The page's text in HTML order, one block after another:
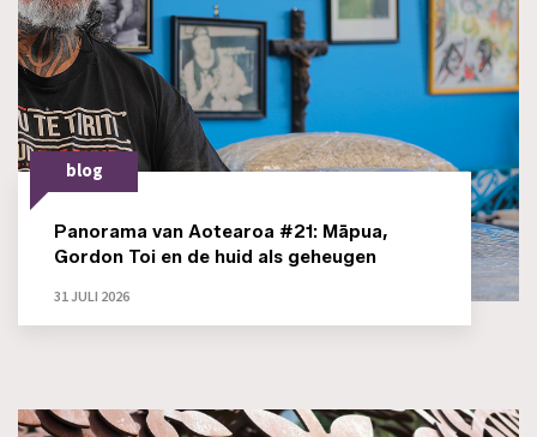
blog
Panorama van Aotearoa #21: Māpua,
Gordon Toi en de huid als geheugen
31 JULI 2026